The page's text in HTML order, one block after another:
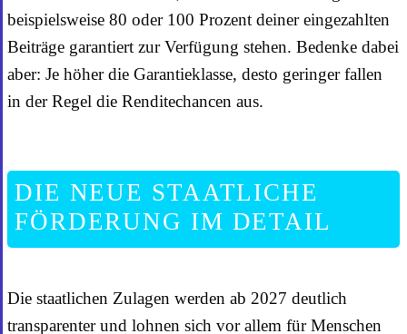
beispielsweise 80 oder 100 Prozent deiner eingezahlten
Beiträge garantiert zur Verfügung stehen. Bedenke dabei
aber: Je höher die Garantieklasse, desto geringer fallen
in der Regel die Renditechancen aus.
DIE NEUE STAATLICHE
FÖRDERUNG IM DETAIL
Die staatlichen Zulagen werden ab 2027 deutlich
transparenter und lohnen sich vor allem für Menschen